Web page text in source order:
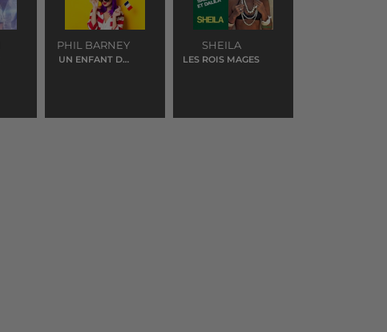
PHIL BARNEY
UN ENFANT DE
SHEILA
LES ROIS MAGES